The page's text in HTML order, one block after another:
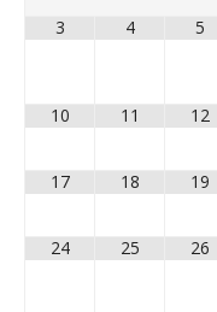
3 4 5
10 11 12
17 18 19
24 25 26